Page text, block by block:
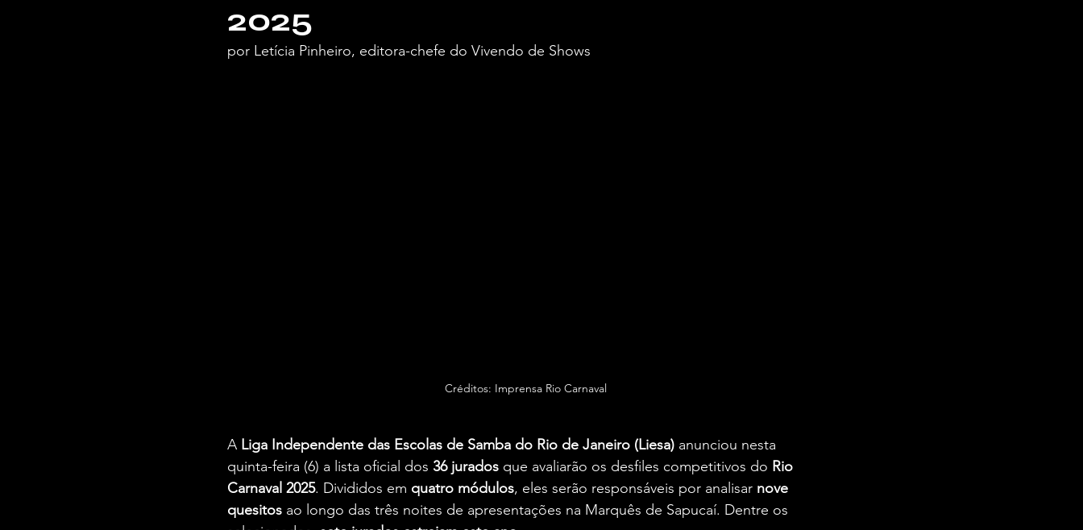
2025
por Letícia Pinheiro, editora-chefe do Vivendo de Shows
Créditos: Imprensa Rio Carnaval
A Liga Independente das Escolas de Samba do Rio de Janeiro (Liesa) anunciou nesta
quinta-feira (6) a lista oficial dos 36 jurados que avaliarão os desfiles competitivos do Rio
Carnaval 2025. Divididos em quatro módulos, eles serão responsáveis por analisar nove
quesitos ao longo das três noites de apresentações na Marquês de Sapucaí. Dentre os